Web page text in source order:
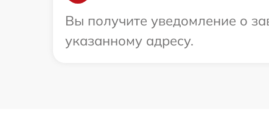
Вы получите уведомление о
указанному адресу.